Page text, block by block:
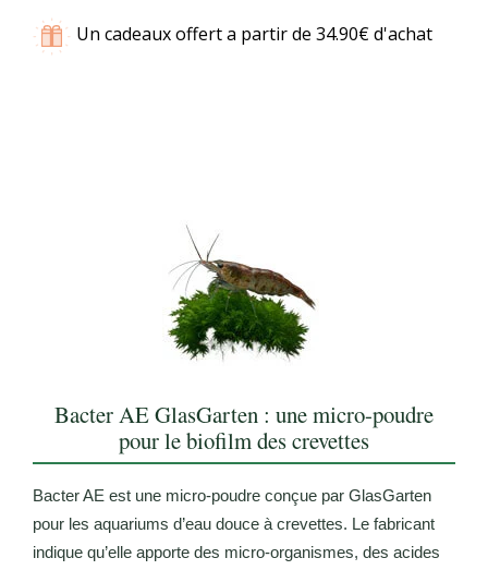
Un cadeaux offert a partir de 34.90€ d'achat
Bacter AE GlasGarten : une micro-poudre
pour le biofilm des crevettes
Bacter AE est une micro-poudre conçue par GlasGarten
pour les aquariums d’eau douce à crevettes. Le fabricant
indique qu’elle apporte des micro-organismes, des acides